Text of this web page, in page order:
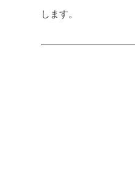
します。